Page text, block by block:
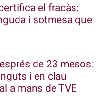
el fracàs:
i sotmesa que
de 23 mesos:
i en clau
a mans de TVE